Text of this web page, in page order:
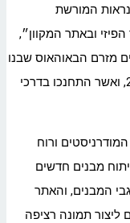
המורשת
ובאתר המקוון״,
מזרם הבאוהאוס שבנו
את חיפה בעשורים הראשונים של המאה ה-20, ואשר התחנכו בדרכי
ורוח
מבנים חדשים
המבנים, והאתר
ליצור תמונה רציפה